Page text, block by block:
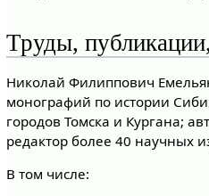
Труды,
Николай Филиппович
монографий по истории
городов Томска и Кургана;
редактор более 40 научных
В том числе: